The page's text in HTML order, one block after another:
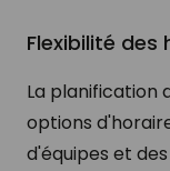
Flexibilité des
La planification
options
d'équipes et